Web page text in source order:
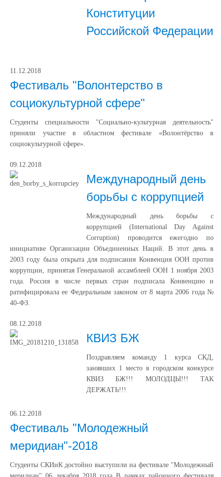
Конституции
Российской Федерации
11.12.2018
Фестиваль "Волонтерство в
социокультурной сфере"
Студенты специальности "Социально-культурная деятельность"
приняли участие в областном фестивале «Волонтёрство в
социокультурной сфере».
09.12.2018
Международный день
борьбы с коррупцией
Международный день борьбы с
коррупцией (International Day Against
Corruption) проводится ежегодно по
инициативе Организации Объединенных Наций. В этот день в
2003 году была открыта для подписания Конвенция ООН против
коррупции, принятая Генеральной ассамблеей ООН 1 ноября 2003
года. Россия в числе первых стран подписала Конвенцию и
ратифицировала ее Федеральным законом от 8 марта 2006 года №
40-ФЗ.
08.12.2018
КВИЗ БЖ
Поздравляем команду 1 курса СКД,
занявших 1 место в городском конкурсе
КВИЗ БЖ!!! МОЛОДЦЫ!!! ТАК
ДЕРЖАТЬ!!!
06.12.2018
Фестиваль "Молодежный
меридиан"-2018
Студенты СКИиК достойно выступили на фестивале "Молодежный